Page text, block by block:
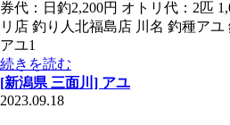
券代：日釣2,200円 オトリ代：2匹
リ店 釣り人北福島店 川名 釣種ア
アユ1
続きを読む
[新潟県 三面川] アユ
2023.09.18